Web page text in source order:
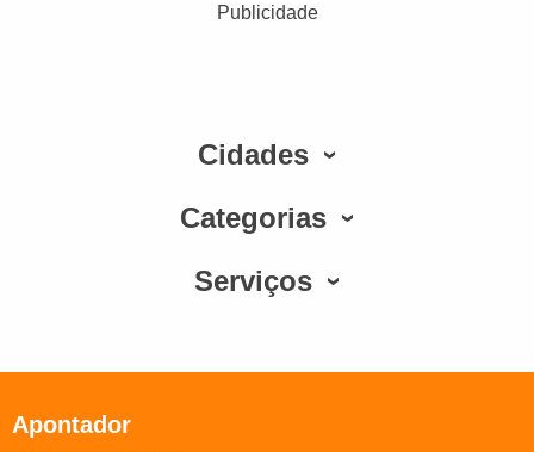
Publicidade
Cidades
Categorias
Serviços
Apontador